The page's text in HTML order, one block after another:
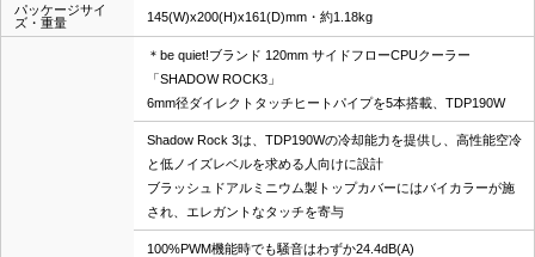
パッケージサイ
ズ・重量
145(W)x200(H)x161(D)mm・約1.18kg
＊be quiet!ブランド 120mm サイドフローCPUクーラー
「SHADOW ROCK3」
6mm径ダイレクトタッチヒートパイプを5本搭載、TDP190W
Shadow Rock 3は、TDP190Wの冷却能力を提供し、高性能空冷
と低ノイズレベルを求める人向けに設計
ブラッシュドアルミニウム製トップカバーにはバイカラーが施
され、エレガントなタッチを寄与
100%PWM機能時でも騒音はわずか24.4dB(A)